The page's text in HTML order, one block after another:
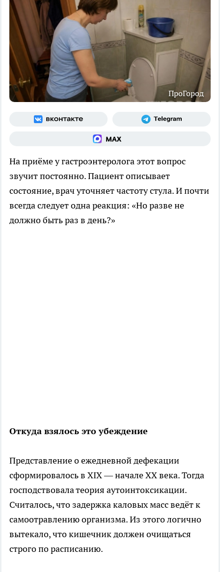
ПроГород
На приёме у гастроэнтеролога этот вопрос
звучит постоянно. Пациент описывает
состояние, врач уточняет частоту стула. И почти
всегда следует одна реакция: «Но разве не
должно быть раз в день?»
Откуда взялось это убеждение
Представление о ежедневной дефекации
сформировалось в XIX — начале XX века. Тогда
господствовала теория аутоинтоксикации.
Считалось, что задержка каловых масс ведёт к
самоотравлению организма. Из этого логично
вытекало, что кишечник должен очищаться
строго по расписанию.